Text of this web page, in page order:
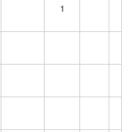
1